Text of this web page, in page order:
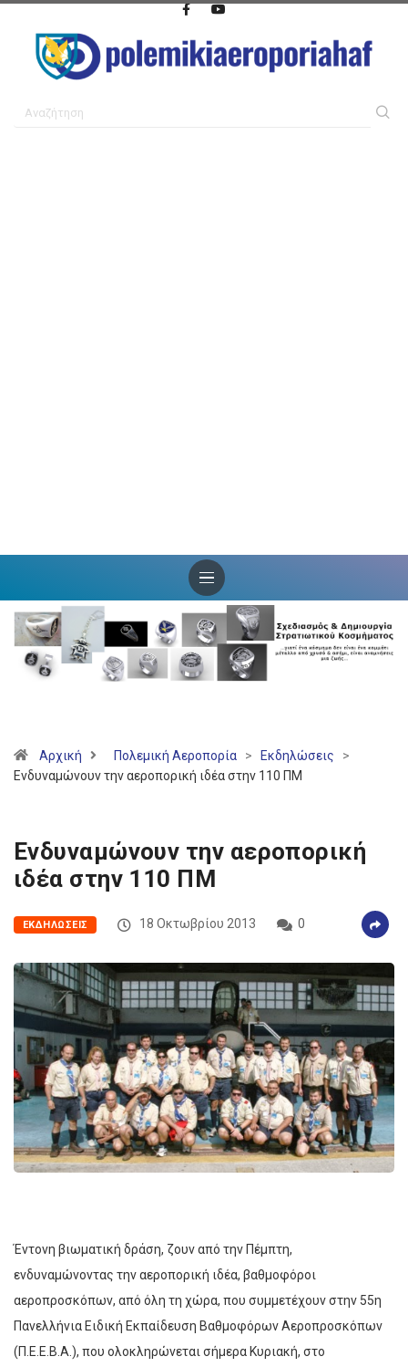
Αρχική Πολεμική Αεροπορία > Εκδηλώσεις
>
Ενδυναμώνουν την αεροπορική ιδέα στην 110 ΠΜ
Ενδυναμώνουν την αεροπορική
ιδέα στην 110 ΠΜ
ΕΚΔΗΛΏΣΕΙΣ 18 Οκτωβρίου 2013 0
Έντονη βιωματική δράση, ζουν από την Πέμπτη,
ενδυναμώνοντας την αεροπορική ιδέα, βαθμοφόροι
αεροπροσκόπων, από όλη τη χώρα, που συμμετέχουν στην 55η
Πανελλήνια Ειδική Εκπαίδευση Βαθμοφόρων Αεροπροσκόπων
(Π.Ε.Ε.Β.Α.), που ολοκληρώνεται σήμερα Κυριακή, στο